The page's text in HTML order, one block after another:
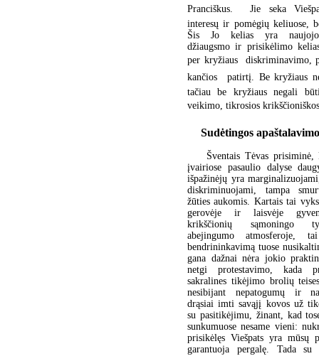
Pranciškus.  Jie seka
interesų ir pomėgių keliuose,
Šis Jo kelias yra naujojo
džiaugsmo ir prisikėlimo
per kryžiaus  diskriminavimo,
kančios  patirtį. Be kryžiaus
tačiau be kryžiaus negali
veikimo, tikrosios
Sudėtingos
Šventais Tėvas prisiminė,
įvairiose pasaulio dalyse
išpažinėjų yra
diskriminuojami, tampa
žūties aukomis. Kartais tai
gerovėje ir laisvėje
krikščionių sąmoningo
abejingumo atmosferoje,
bendrininkavimą tuose
gana dažnai nėra jokio
netgi protestavimo, kada
sakralines tikėjimo brolių
nesibijant nepatogumų ir
drąsiai imti savąjį kovos už
su pasitikėjimu, žinant, kad
sunkumuose nesame vieni:
prisikėlęs Viešpats yra mūsų
garantuoja pergalę. Tada su